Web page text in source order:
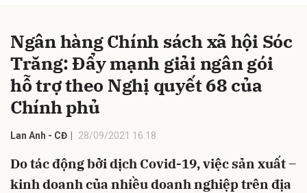
Ngân hàng Chính sách xã hội Sóc
Trăng: Đẩy mạnh giải ngân gói
hỗ trợ theo Nghị quyết 68 của
Chính phủ
Lan Anh - CĐ 28/09/2021 16:18
Do tác động bởi dịch Covid-19, việc sản xuất –
kinh doanh của nhiều doanh nghiệp trên địa